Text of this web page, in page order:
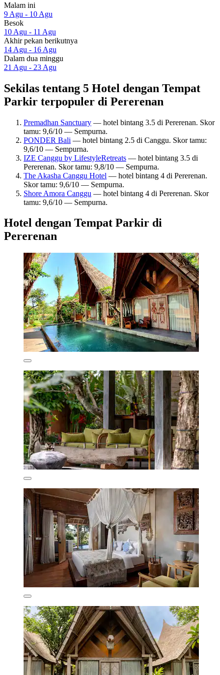
Malam ini
9 Agu - 10 Agu
Besok
10 Agu - 11 Agu
Akhir pekan berikutnya
14 Agu - 16 Agu
Dalam dua minggu
21 Agu - 23 Agu
Sekilas tentang 5 Hotel dengan Tempat
Parkir terpopuler di Pererenan
Premadhan Sanctuary — hotel bintang 3.5 di Pererenan. Skor
tamu: 9,6/10 — Sempurna.
PONDER Bali — hotel bintang 2.5 di Canggu. Skor tamu:
9,6/10 — Sempurna.
IZE Canggu by LifestyleRetreats — hotel bintang 3.5 di
Pererenan. Skor tamu: 9,8/10 — Sempurna.
The Akasha Canggu Hotel — hotel bintang 4 di Pererenan.
Skor tamu: 9,6/10 — Sempurna.
Shore Amora Canggu — hotel bintang 4 di Pererenan. Skor
tamu: 9,6/10 — Sempurna.
Hotel dengan Tempat Parkir di
Pererenan